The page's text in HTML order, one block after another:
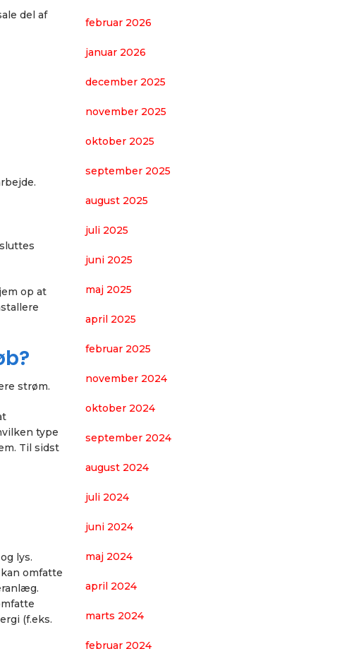
del af
op at
strøm.
type
Til sidst
lys.
omfatte
(f.eks.
februar 2026
januar 2026
december 2025
november 2025
oktober 2025
september 2025
august 2025
juli 2025
juni 2025
maj 2025
april 2025
februar 2025
november 2024
oktober 2024
september 2024
august 2024
juli 2024
juni 2024
maj 2024
april 2024
marts 2024
februar 2024